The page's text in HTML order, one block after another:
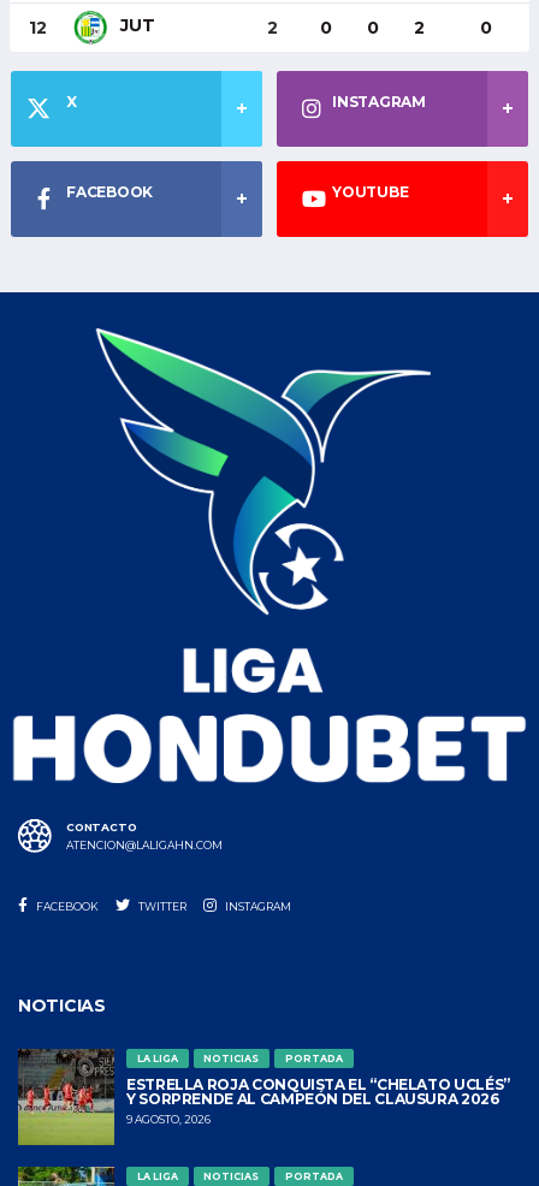
12 JUT 2 0 0 2 0
X INSTAGRAM
FACEBOOK YOUTUBE
CONTACTO
ATENCION@LALIGAHN.COM
FACEBOOK TWITTER INSTAGRAM
NOTICIAS
LA LIGA NOTICIAS PORTADA
ESTRELLA ROJA CONQUISTA EL “CHELATO UCLÉS”
Y SORPRENDE AL CAMPEÓN DEL CLAUSURA 2026
9 AGOSTO, 2026
LA LIGA NOTICIAS PORTADA